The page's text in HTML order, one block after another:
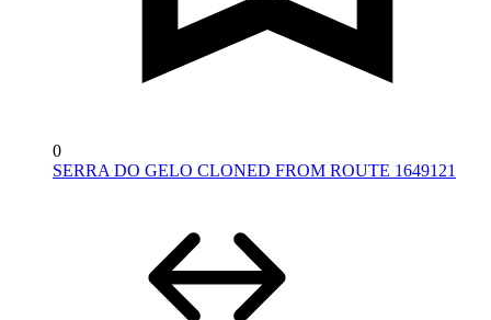
0
SERRA DO GELO CLONED FROM ROUTE 1649121